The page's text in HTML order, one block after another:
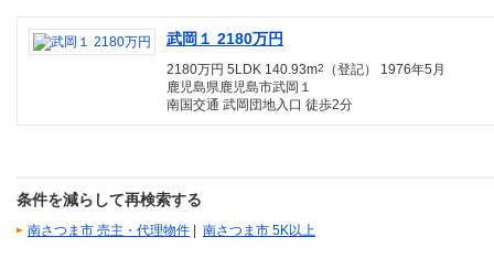
武岡１ 2180万円
2180万円 5LDK 140.93m2
（登記） 1976年5月
鹿児島県鹿児島市武岡１
南国交通 武岡団地入口 徒歩2分
条件を減らして再検索する
南さつま市 売主・代理物件 南さつま市 5K以上